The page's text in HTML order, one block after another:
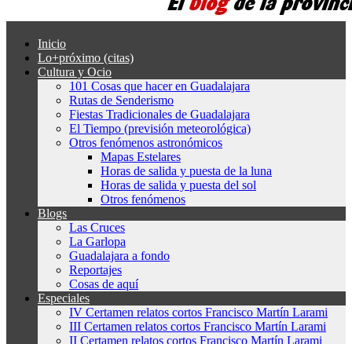
Inicio
Lo+próximo (citas)
Cultura y Ocio
101 Cosas que hacer en Guadalajara
Rutas de Senderismo
Fiestas Tradicionales de Guadalajara
El Tiempo (previsión meteorológica)
Otros fenómenos astronómicos
Mapas Estelares
Horas de salida y puesta de la luna
Horas de salida y puesta del sol
Otros fenómenos
Blogs
Las Cruces
La Garlopa
Guadalajara a fondo
Reportajes
Cosas de aquí
Especiales
IV Certamen relatos cortos Francisco Martín Larami
III Certamen relatos cortos Francisco Martín Larami
II Certamen relatos cortos Francisco Martín Larami